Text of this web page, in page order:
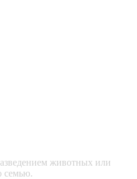
животных или
семью.